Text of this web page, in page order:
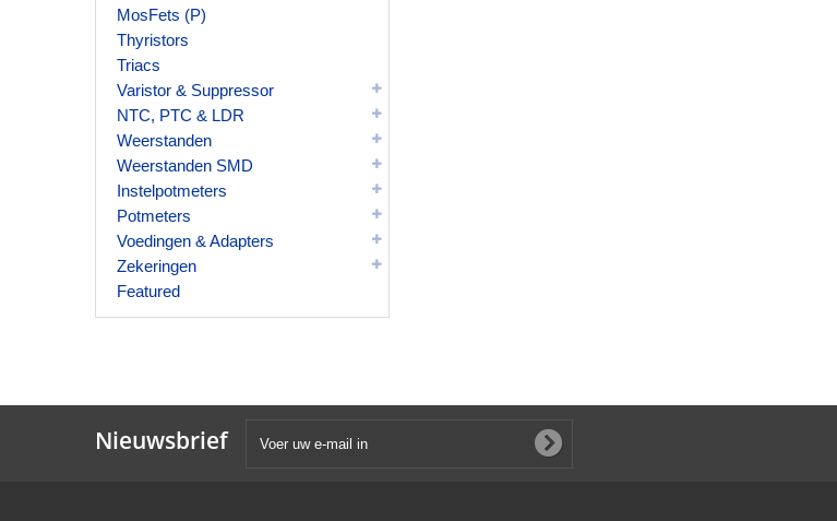
MosFets (P)
Thyristors
Triacs
Varistor & Suppressor
NTC, PTC & LDR
Weerstanden
Weerstanden SMD
Instelpotmeters
Potmeters
Voedingen & Adapters
Zekeringen
Featured
Nieuwsbrief